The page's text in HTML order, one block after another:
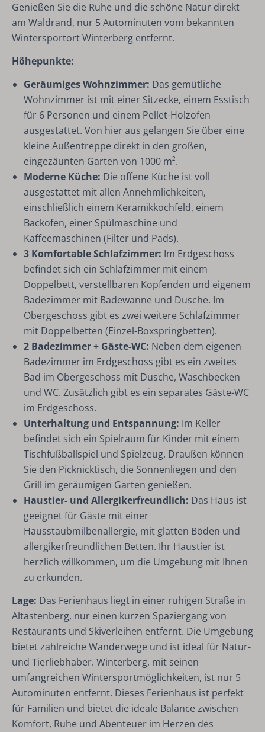
Genießen Sie die Ruhe und die schöne Natur direkt
am Waldrand, nur 5 Autominuten vom bekannten
Wintersportort Winterberg entfernt.
Höhepunkte:
Geräumiges Wohnzimmer: Das gemütliche
Wohnzimmer ist mit einer Sitzecke, einem Esstisch
für 6 Personen und einem Pellet-Holzofen
ausgestattet. Von hier aus gelangen Sie über eine
kleine Außentreppe direkt in den großen,
eingezäunten Garten von 1000 m².
Moderne Küche: Die offene Küche ist voll
ausgestattet mit allen Annehmlichkeiten,
einschließlich einem Keramikkochfeld, einem
Backofen, einer Spülmaschine und
Kaffeemaschinen (Filter und Pads).
3 Komfortable Schlafzimmer: Im Erdgeschoss
befindet sich ein Schlafzimmer mit einem
Doppelbett, verstellbaren Kopfenden und eigenem
Badezimmer mit Badewanne und Dusche. Im
Obergeschoss gibt es zwei weitere Schlafzimmer
mit Doppelbetten (Einzel-Boxspringbetten).
2 Badezimmer + Gäste-WC: Neben dem eigenen
Badezimmer im Erdgeschoss gibt es ein zweites
Bad im Obergeschoss mit Dusche, Waschbecken
und WC. Zusätzlich gibt es ein separates Gäste-WC
im Erdgeschoss.
Unterhaltung und Entspannung: Im Keller
befindet sich ein Spielraum für Kinder mit einem
Tischfußballspiel und Spielzeug. Draußen können
Sie den Picknicktisch, die Sonnenliegen und den
Grill im geräumigen Garten genießen.
Haustier- und Allergikerfreundlich: Das Haus ist
geeignet für Gäste mit einer
Hausstaubmilbenallergie, mit glatten Böden und
allergikerfreundlichen Betten. Ihr Haustier ist
herzlich willkommen, um die Umgebung mit Ihnen
zu erkunden.
Lage: Das Ferienhaus liegt in einer ruhigen Straße in
Altastenberg, nur einen kurzen Spaziergang von
Restaurants und Skiverleihen entfernt. Die Umgebung
bietet zahlreiche Wanderwege und ist ideal für Natur-
und Tierliebhaber. Winterberg, mit seinen
umfangreichen Wintersportmöglichkeiten, ist nur 5
Autominuten entfernt. Dieses Ferienhaus ist perfekt
für Familien und bietet die ideale Balance zwischen
Komfort, Ruhe und Abenteuer im Herzen des